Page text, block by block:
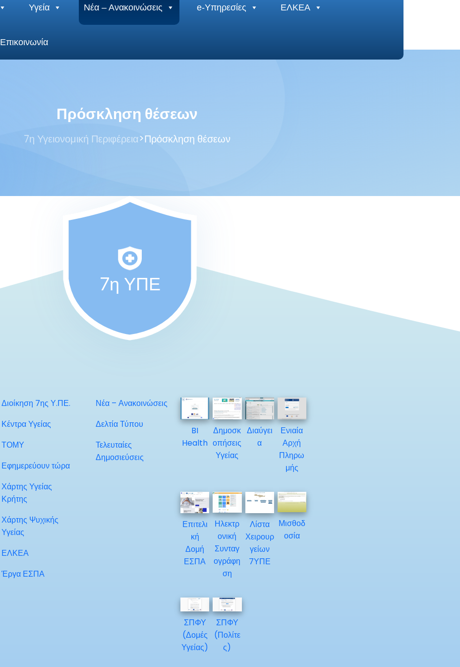
Υγεία Νέα – Ανακοινώσεις e-Υπηρεσίες ΕΛΚΕΑ
Επικοινωνία
Πρόσκληση θέσεων
7η Υγειονομική Περιφέρεια>Πρόσκληση θέσεων
7η ΥΠΕ
Διοίκηση 7ης Υ.ΠΕ.
Κέντρα Υγείας
ΤΟΜΥ
Εφημερεύουν τώρα
Χάρτης Υγείας
Κρήτης
Χάρτης Ψυχικής
Υγείας
ΕΛΚΕΑ
Έργα ΕΣΠΑ
Νέα – Ανακοινώσεις
Δελτία Τύπου
Τελευταίες
Δημοσιεύσεις
BI
Health
Δημοσκ
οπήσεις
Υγείας
Διαύγει
α
Ενιαία
Αρχή
Πληρω
μής
Επιτελι
κή
Δομή
ΕΣΠΑ
Ηλεκτρ
ονική
Συνταγ
ογράφη
ση
Λίστα
Χειρουρ
γείων
7ΥΠΕ
Μισθοδ
οσία
ΣΠΦΥ
(Δομές
Υγείας)
ΣΠΦΥ
(Πολίτε
ς)